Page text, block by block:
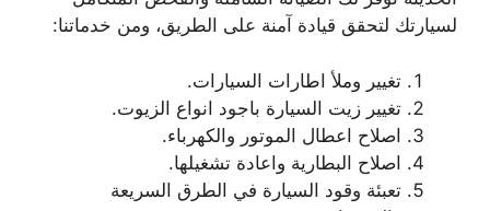
لسيارتك لتحقق قيادة آمنة على الطريق، ومن خدماتنا:
تغيير وملأ اطارات السيارات.
تغيير زيت السيارة باجود انواع الزيوت.
اصلاح اعطال الموتور والكهرباء.
اصلاح البطارية واعادة تشغيلها.
تعبئة وقود السيارة في الطرق السريعة